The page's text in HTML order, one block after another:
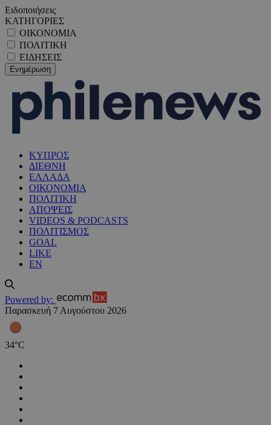
Ειδοποιήσεις
ΚΑΤΗΓΟΡΙΕΣ
ΟΙΚΟΝΟΜΙΑ
ΠΟΛΙΤΙΚΗ
ΕΙΔΗΣΕΙΣ
ΚΥΠΡΟΣ
ΔΙΕΘΝΗ
ΕΛΛΑΔΑ
ΟΙΚΟΝΟΜΙΑ
ΠΟΛΙΤΙΚΗ
ΑΠΟΨΕΙΣ
VIDEOS & PODCASTS
ΠΟΛΙΤΙΣΜΟΣ
GOAL
LIKE
EN
Powered by:
Παρασκευή 7 Αυγούστου 2026
34°C